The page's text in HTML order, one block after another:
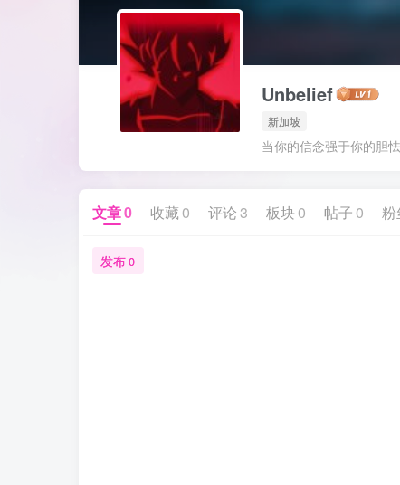
Unbelief
新加坡
当你的信念强于你的胆
文章0 收藏 0 评论 3 板块 0 帖子 0 粉
发布0